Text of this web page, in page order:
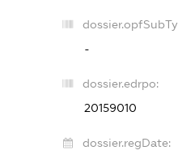
-
dossier.edrpo:
20159010
dossier.regDate: